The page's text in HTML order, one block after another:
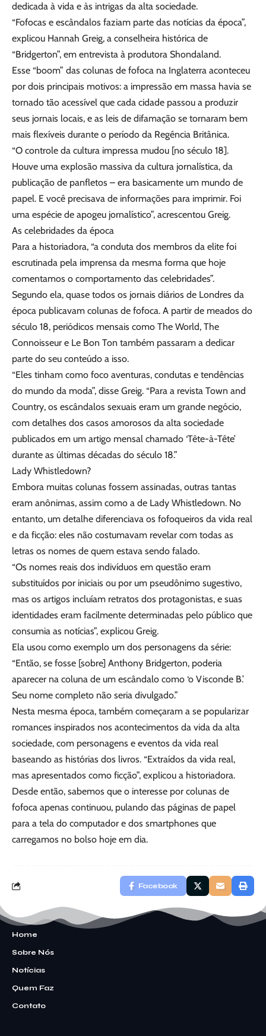
dedicada à vida e às intrigas da alta sociedade.
“Fofocas e escândalos faziam parte das notícias da época”,
explicou Hannah Greig, a conselheira histórica de
“Bridgerton”, em entrevista à produtora Shondaland.
Esse “boom” das colunas de fofoca na Inglaterra aconteceu
por dois principais motivos: a impressão em massa havia se
tornado tão acessível que cada cidade passou a produzir
seus jornais locais, e as leis de difamação se tornaram bem
mais flexíveis durante o período da Regência Britânica.
“O controle da cultura impressa mudou [no século 18].
Houve uma explosão massiva da cultura jornalística, da
publicação de panfletos – era basicamente um mundo de
papel. E você precisava de informações para imprimir. Foi
uma espécie de apogeu jornalístico”, acrescentou Greig.
As celebridades da época
Para a historiadora, “a conduta dos membros da elite foi
escrutinada pela imprensa da mesma forma que hoje
comentamos o comportamento das celebridades”.
Segundo ela, quase todos os jornais diários de Londres da
época publicavam colunas de fofoca. A partir de meados do
século 18, periódicos mensais como The World, The
Connoisseur e Le Bon Ton também passaram a dedicar
parte do seu conteúdo a isso.
“Eles tinham como foco aventuras, condutas e tendências
do mundo da moda”, disse Greig. “Para a revista Town and
Country, os escândalos sexuais eram um grande negócio,
com detalhes dos casos amorosos da alta sociedade
publicados em um artigo mensal chamado ‘Tête-à-Tête’
durante as últimas décadas do século 18.”
Lady Whistledown?
Embora muitas colunas fossem assinadas, outras tantas
eram anônimas, assim como a de Lady Whistledown. No
entanto, um detalhe diferenciava os fofoqueiros da vida real
e da ficção: eles não costumavam revelar com todas as
letras os nomes de quem estava sendo falado.
“Os nomes reais dos indivíduos em questão eram
substituídos por iniciais ou por um pseudônimo sugestivo,
mas os artigos incluíam retratos dos protagonistas, e suas
identidades eram facilmente determinadas pelo público que
consumia as notícias”, explicou Greig.
Ela usou como exemplo um dos personagens da série:
“Então, se fosse [sobre] Anthony Bridgerton, poderia
aparecer na coluna de um escândalo como ‘o Visconde B.’
Seu nome completo não seria divulgado.”
Nesta mesma época, também começaram a se popularizar
romances inspirados nos acontecimentos da vida da alta
sociedade, com personagens e eventos da vida real
baseando as histórias dos livros. “Extraídos da vida real,
mas apresentados como ficção”, explicou a historiadora.
Desde então, sabemos que o interesse por colunas de
fofoca apenas continuou, pulando das páginas de papel
para a tela do computador e dos smartphones que
carregamos no bolso hoje em dia.
Facebook
Home
Sobre Nós
Notícias
Quem Faz
Contato